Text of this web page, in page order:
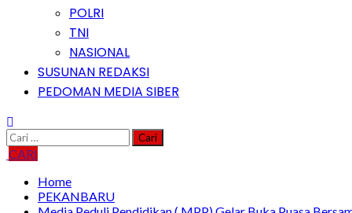
POLRI
TNI
NASIONAL
SUSUNAN REDAKSI
PEDOMAN MEDIA SIBER
Cari
untuk:
CARI
Home
PEKANBARU